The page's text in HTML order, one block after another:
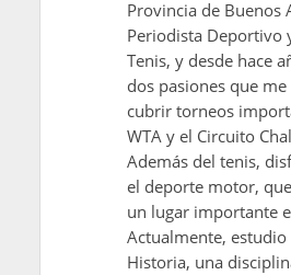
Provincia de Buenos
Periodista Deportivo
Tenis, y desde hace
dos pasiones que
cubrir torneos
WTA y el Circuito
Además del tenis,
el deporte motor,
un lugar importante
Actualmente,
Historia, una